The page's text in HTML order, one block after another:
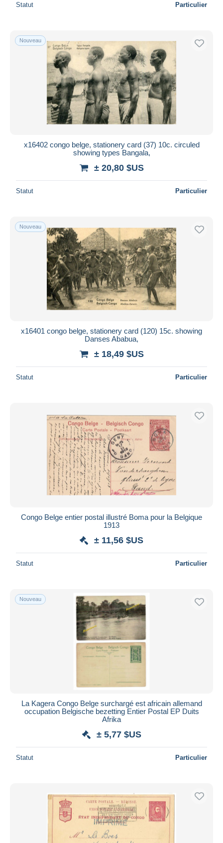
Statut Particulier
Nouveau
x16402 congo belge, stationery card (37) 10c. circuled
showing types Bangala,
± 20,80 $US
Statut Particulier
Nouveau
x16401 congo belge, stationery card (120) 15c. showing
Danses Ababua,
± 18,49 $US
Statut Particulier
Congo Belge entier postal illustré Boma pour la Belgique
1913
± 11,56 $US
Statut Particulier
Nouveau
La Kagera Congo Belge surchargé est africain allemand
occupation Belgische bezetting Entier Postal EP Duits
Afrika
± 5,77 $US
Statut Particulier